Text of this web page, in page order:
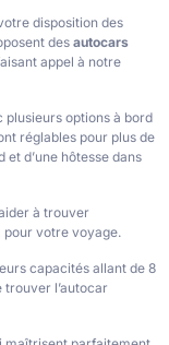
disposition des
des autocars
appel à notre
plusieurs options à bord
réglables pour plus de
d’une hôtesse dans
à trouver
pour votre voyage.
capacités allant de 8
l’autocar